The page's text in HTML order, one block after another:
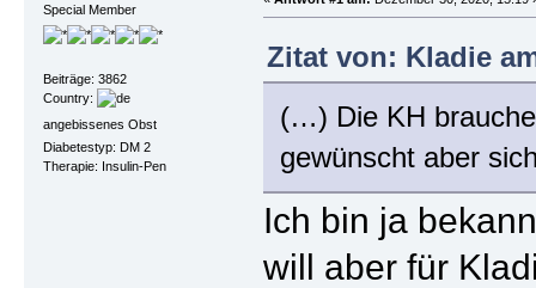
Special Member
Beiträge: 3862
Country:
angebissenes Obst
Diabetestyp: DM 2
Therapie: Insulin-Pen
Zitat von: Kladie
(…) Die KH
gewünscht aber
Ich bin ja
will aber für